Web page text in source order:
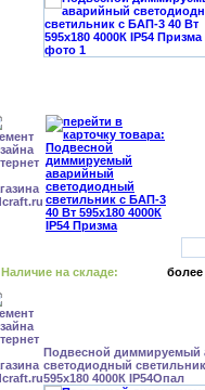
Наличие на складе: более
Подвесной диммируемый
светодиодный
595x180 4000К IP54Опал